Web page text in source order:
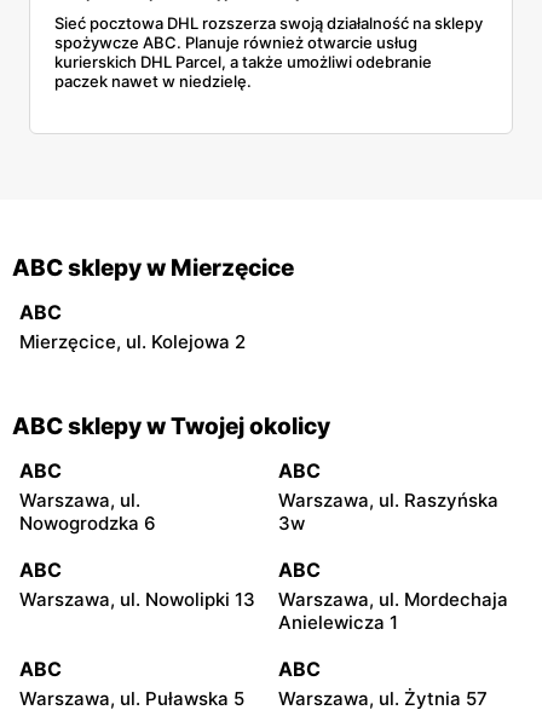
Sieć pocztowa DHL rozszerza swoją działalność na sklepy
spożywcze ABC. Planuje również otwarcie usług
kurierskich DHL Parcel, a także umożliwi odebranie
paczek nawet w niedzielę.
ABC sklepy w Mierzęcice
ABC
Mierzęcice, ul. Kolejowa 2
ABC sklepy w Twojej okolicy
ABC
Warszawa, ul.
Nowogrodzka 6
ABC
Warszawa, ul. Raszyńska
3w
ABC
Warszawa, ul. Nowolipki 13
ABC
Warszawa, ul. Mordechaja
Anielewicza 1
ABC
Warszawa, ul. Puławska 5
ABC
Warszawa, ul. Żytnia 57